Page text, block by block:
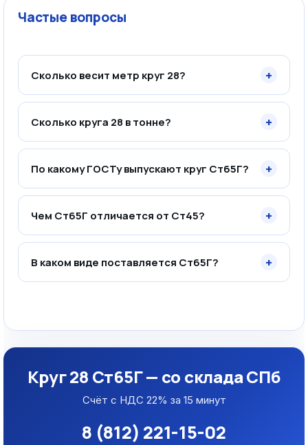
Частые вопросы
Сколько весит метр круг 28? +
Сколько круга 28 в тонне? +
По какому ГОСТу выпускают круг Ст65Г? +
Чем Ст65Г отличается от Ст45? +
В каком виде поставляется Ст65Г? +
Круг 28 Ст65Г — со склада СПб
Счёт с НДС 22% за 15 минут
8 (812) 221-15-02